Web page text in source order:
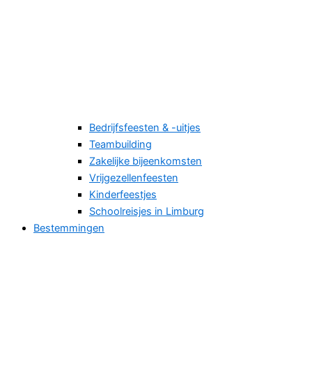
Bedrijfsfeesten & -uitjes
Teambuilding
Zakelijke bijeenkomsten
Vrijgezellenfeesten
Kinderfeestjes
Schoolreisjes in Limburg
Bestemmingen